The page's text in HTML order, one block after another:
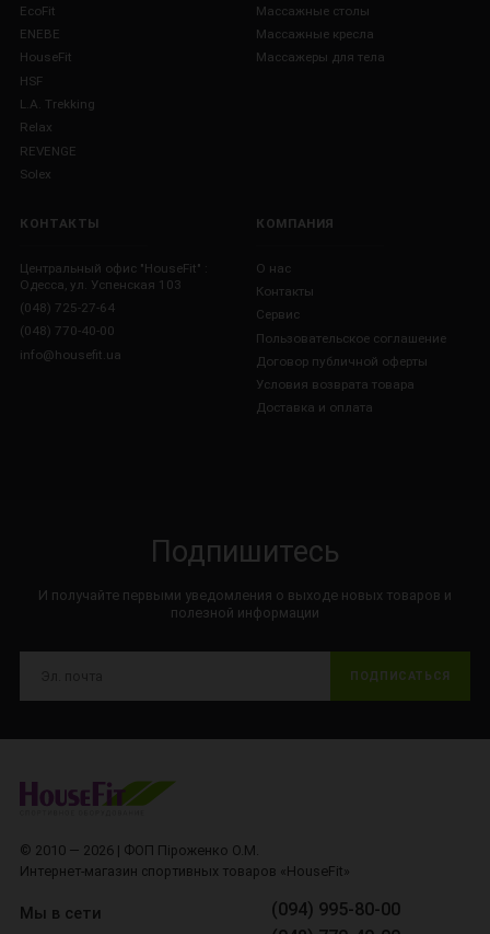
EcoFit
ENEBE
HouseFit
HSF
L.A. Trekking
Relax
REVENGE
Solex
Массажные столы
Массажные кресла
Массажеры для тела
КОНТАКТЫ
Центральный офис "HouseFit" :
Одесса, ул. Успенская 103
(048) 725-27-64
(048) 770-40-00
info@housefit.ua
КОМПАНИЯ
О нас
Контакты
Сервис
Пользовательское соглашение
Договор публичной оферты
Условия возврата товара
Доставка и оплата
Подпишитесь
И получайте первыми уведомления о выходе новых товаров и
полезной информации
ПОДПИСАТЬСЯ
© 2010 — 2026 | ФОП Піроженко О.М.
Интернет-магазин спортивных товаров «HouseFit»
(094) 995-80-00
Мы в сети